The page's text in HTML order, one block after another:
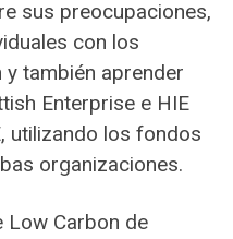
sus preocupaciones,
con los
también aprender
Enterprise e HIE
utilizando los fondos
organizaciones.
Low Carbon de